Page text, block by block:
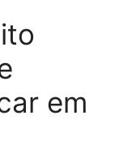
em